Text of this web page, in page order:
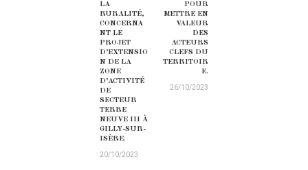
LA
RURALITÉ,
CONCERNA
NT LE
PROJET
D’EXTENSIO
N DE LA
ZONE
D’ACTIVITÉ
DE
SECTEUR
TERRE
NEUVE III À
GILLY-SUR-
ISÈRE.
20/10/2023
POUR
METTRE EN
VALEUR
DES
ACTEURS
CLEFS DU
TERRITOIR
E.
26/10/2023